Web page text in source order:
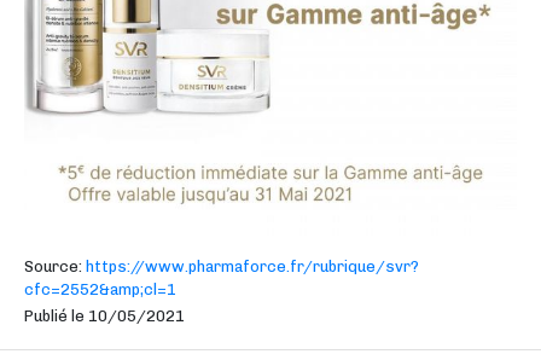
Source: https://www.pharmaforce.fr/rubrique/svr?
cfc=2552&amp;cl=1
Publié le 10/05/2021